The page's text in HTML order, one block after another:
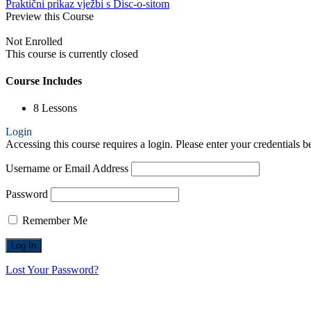
Praktični prikaz vježbi s Disc-o-sitom
Preview this Course
Not Enrolled
This course is currently closed
Course Includes
8 Lessons
Login
Accessing this course requires a login. Please enter your credentials
Username or Email Address
Password
Remember Me
Lost Your Password?